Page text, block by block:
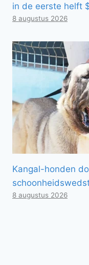
in de eerste helft
8 augustus 2026
Kangal-honden
8 augustus 2026